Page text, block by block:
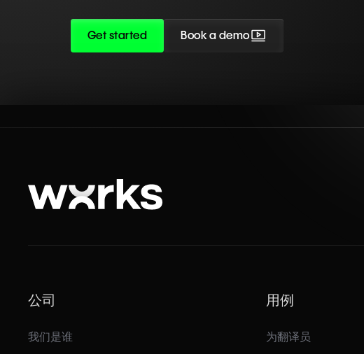
Get started Book a demo
公司
我们是谁
用例
为翻译员